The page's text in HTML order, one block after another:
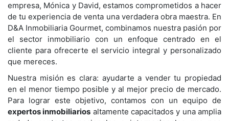
empresa, Mónica y David, estamos comprometidos a hacer
de tu experiencia de venta una verdadera obra maestra. En
D&A Inmobiliaria Gourmet, combinamos nuestra pasión por
el sector inmobiliario con un enfoque centrado en el
cliente para ofrecerte el servicio integral y personalizado
que mereces.
Nuestra misión es clara: ayudarte a vender tu propiedad
en el menor tiempo posible y al mejor precio de mercado.
Para lograr este objetivo, contamos con un equipo de
expertos inmobiliarios altamente capacitados y una amplia